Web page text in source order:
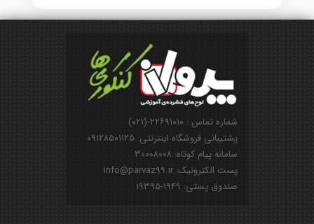
شماره تماس : ۲۲۶۹۱۰۱۰-(۰۲۱)
پشتیبانی فروشگاه اینترنتی: ۰۹۱۲۸۵۰۱۱۲۵
سامانه پیام کوتاه: ۳۰۰۰۸۰۰۸
پست الکترونیک: info@parvaz99.ir
صندوق پستی: ۱۹۴۹-۱۹۳۹۵